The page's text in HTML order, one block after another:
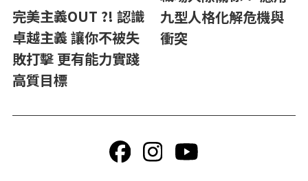
完美主義OUT ?! 認識
卓越主義 讓你不被失
敗打擊 更有能力實踐
高質目標
九型人格化解危機與
衝突